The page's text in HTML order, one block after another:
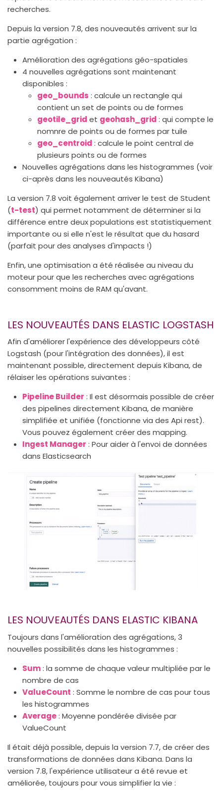
recherches.
Depuis la version 7.8, des nouveautés arrivent sur la
partie agrégation :
Amélioration des agrégations géo-spatiales
4 nouvelles agrégations sont maintenant
disponibles :
geo_bounds : calcule un rectangle qui
contient un set de points ou de formes
geotile_grid et geohash_grid : qui compte le
nomnre de points ou de formes par tuile
geo_centroid : calcule le point central de
plusieurs points ou de formes
Nouvelles agrégations dans les histogrammes (voir
ci-après dans les nouveautés Kibana)
La version 7.8 voit également arriver le test de Student
(t-test) qui permet notamment de déterminer si la
différence entre deux populations est statistiquement
importante ou si elle n'est le résultat que du hasard
(parfait pour des analyses d'impacts !)
Enfin, une optimisation a été réalisée au niveau du
moteur pour que les recherches avec agrégations
consomment moins de RAM qu'avant.
LES NOUVEAUTÉS DANS ELASTIC LOGSTASH
Afin d'améliorer l'expérience des développeurs côté
Logstash (pour l'intégration des données), il est
maintenant possible, directement depuis Kibana, de
rélaiser les opérations suivantes :
Pipeline Builder : Il est désormais possible de créer
des pipelines directement Kibana, de manière
simplifiée et unifiée (fonctionne via des Api rest).
Vous pouvez également créer des mapping.
Ingest Manager : Pour aider à l'envoi de données
dans Elasticsearch
LES NOUVEAUTÉS DANS ELASTIC KIBANA
Toujours dans l'amélioration des agrégations, 3
nouvelles possibilités dans les histogrammes :
Sum: la somme de chaque valeur multipliée par le
nombre de cas
ValueCount : Somme le nombre de cas pour tous
les histogrammes
Average: Moyenne pondérée divisée par
ValueCount
Il était déjà possible, depuis la version 7.7, de créer des
transformations de données dans Kibana. Dans la
version 7.8, l'expérience utilisateur a été revue et
améliorée, toujours pour vous simplifier la vie :